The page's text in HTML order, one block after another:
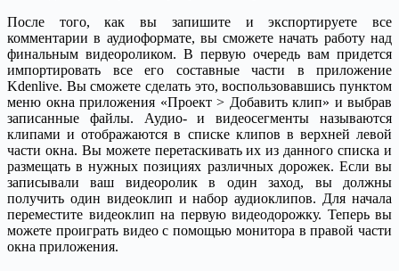
После того, как вы запишите и экспортируете все
комментарии в аудиоформате, вы сможете начать работу над
финальным видеороликом. В первую очередь вам придется
импортировать все его составные части в приложение
Kdenlive. Вы сможете сделать это, воспользовавшись пунктом
меню окна приложения «Проект > Добавить клип» и выбрав
записанные файлы. Аудио- и видеосегменты называются
клипами и отображаются в списке клипов в верхней левой
части окна. Вы можете перетаскивать их из данного списка и
размещать в нужных позициях различных дорожек. Если вы
записывали ваш видеоролик в один заход, вы должны
получить один видеоклип и набор аудиоклипов. Для начала
переместите видеоклип на первую видеодорожку. Теперь вы
можете проиграть видео с помощью монитора в правой части
окна приложения.